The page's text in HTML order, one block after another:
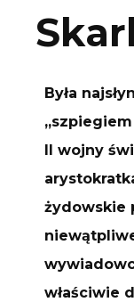
Była
II wojny
żydowskie
właściwie